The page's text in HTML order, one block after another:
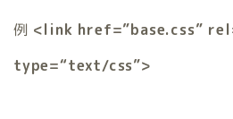
例 <link href=”base.css”
type=“text/css”>